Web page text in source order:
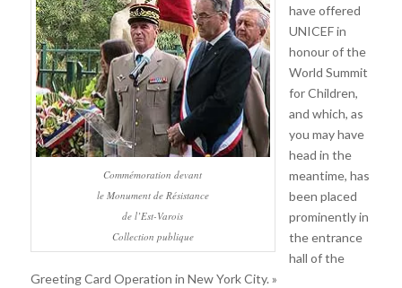
Commémoration devant
le Monument de Résistance
de l’Est-Varois
Collection publique
have offered
UNICEF in
honour of the
World Summit
for Children,
and which, as
you may have
head in the
meantime, has
been placed
prominently in
the entrance
hall of the
Greeting Card Operation in New York City. »